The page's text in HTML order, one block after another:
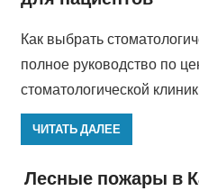
Как выбрать
полное руководство по
стоматологической
ЧИТАТЬ ДАЛЕЕ
Лесные пожары в